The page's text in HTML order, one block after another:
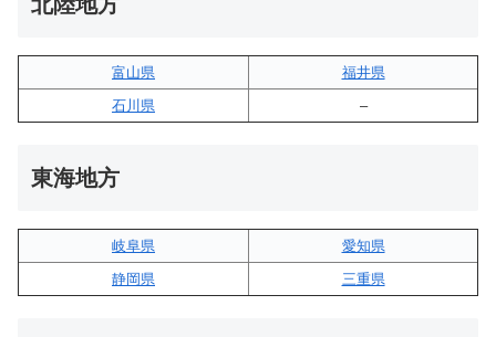
富山県
福井県
石川県
–
東海地方
岐阜県
愛知県
静岡県
三重県